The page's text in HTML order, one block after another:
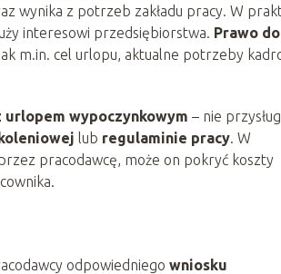
wynika z potrzeb zakładu pracy. W
interesowi przedsiębiorstwa. Prawo do
m.in. cel urlopu, aktualne potrzeby
wypoczynkowym – nie
lub regulaminie pracy. W
pracodawcę, może on pokryć koszty
odpowiedniego wniosku